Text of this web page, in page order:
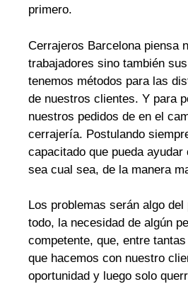
primero.
Cerrajeros Barcelona piensa
trabajadores sino también
tenemos métodos para las
de nuestros clientes. Y para
nuestros pedidos de en el
cerrajería. Postulando
capacitado que pueda ayudar
sea cual sea, de la manera
Los problemas serán algo
todo, la necesidad de algún
competente, que, entre
que hacemos con nuestro
oportunidad y luego solo